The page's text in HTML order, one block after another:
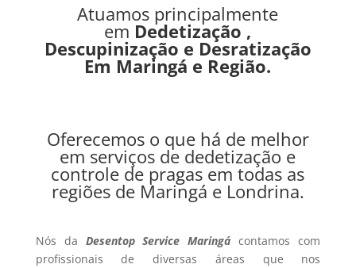
Atuamos principalmente
em Dedetização ,
Descupinização e Desratização
Em Maringá e Região.
Oferecemos o que há de melhor
em serviços de dedetização e
controle de pragas em todas as
regiões de Maringá e Londrina.
Nós da Desentop Service Maringá contamos com
profissionais de diversas áreas que nos